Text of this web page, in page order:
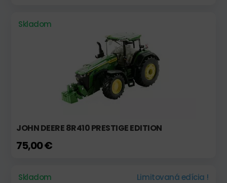
Skladom
JOHN DEERE 8R410 PRESTIGE EDITION
75,00 €
Skladom
Limitovaná edícia !